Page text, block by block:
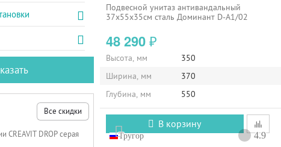
Все скидки
CREAVIT DROP серая
Подвесной унитаз антивандальный
37х55х35см сталь Доминант D-A1/02
48 290 ₽
Высота, мм
350
Ширина, мм
370
Глубина, мм
550
В корзину
Тругор 4.9